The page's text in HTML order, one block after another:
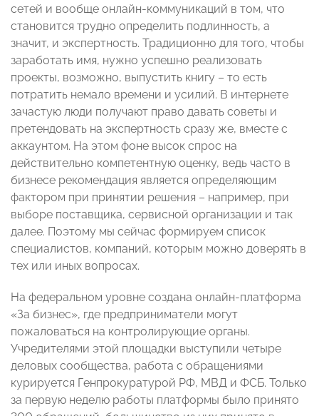
сетей и вообще онлайн-коммуникаций в том, что
становится трудно определить подлинность, а
значит, и экспертность. Традиционно для того, чтобы
заработать имя, нужно успешно реализовать
проекты, возможно, выпустить книгу – то есть
потратить немало времени и усилий. В интернете
зачастую люди получают право давать советы и
претендовать на экспертность сразу же, вместе с
аккаунтом. На этом фоне высок спрос на
действительно компетентную оценку, ведь часто в
бизнесе рекомендация является определяющим
фактором при принятии решения – например, при
выборе поставщика, сервисной организации и так
далее. Поэтому мы сейчас формируем список
специалистов, компаний, которым можно доверять в
тех или иных вопросах.
На федеральном уровне создана онлайн-платформа
«За бизнес», где предприниматели могут
пожаловаться на контролирующие органы.
Учредителями этой площадки выступили четыре
деловых сообщества, работа с обращениями
курируется Генпрокуратурой РФ, МВД и ФСБ. Только
за первую неделю работы платформы было принято